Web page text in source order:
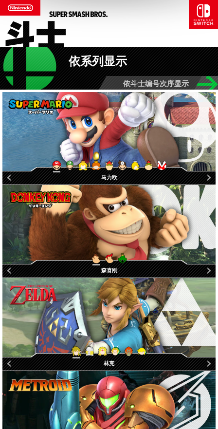
依系列显示
依斗士编号次序显示
马力欧
路易吉
桃花公主
菊花公主
酷霸王
马力欧医生
罗莎塔＆琪琪
酷霸王Jr.
吞食花
森喜刚
迪迪刚
库鲁鲁王
林克
希克
塞尔达
幼年林克
盖侬多夫
卡通林克